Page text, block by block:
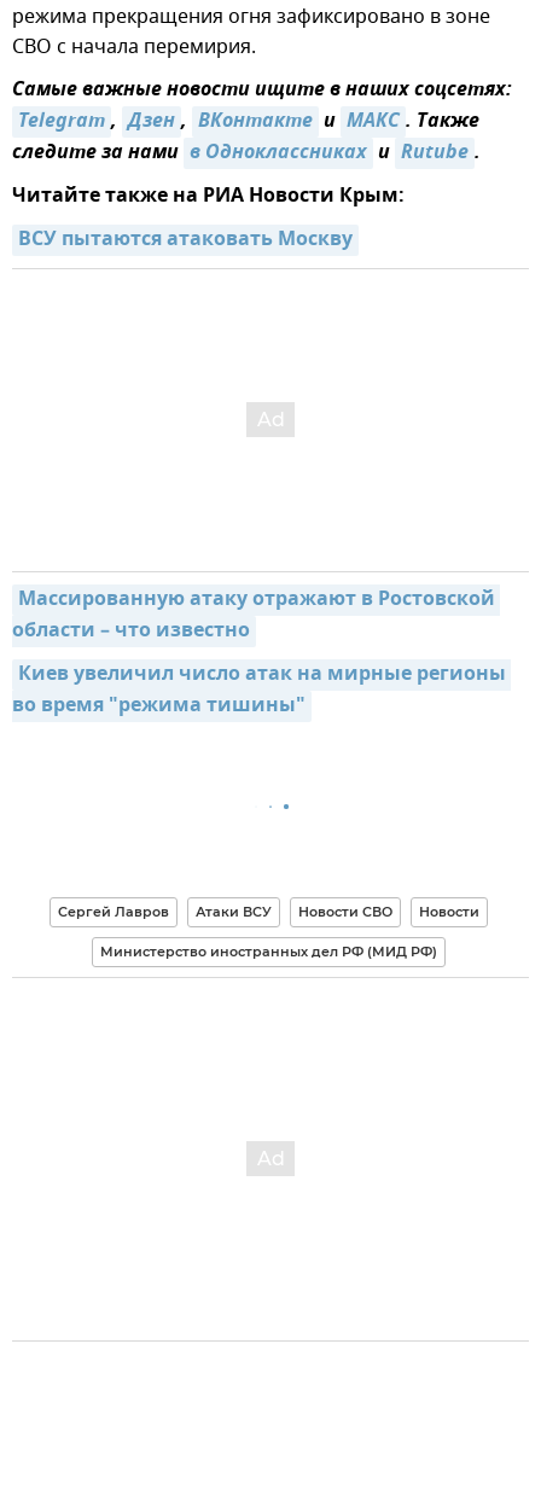
режима прекращения огня зафиксировано в зоне
СВО с начала перемирия.
Самые важные новости ищите в наших соцсетях:
Telegram, Дзен, ВКонтакте и МАКС. Также
следите за нами в Одноклассниках и Rutube.
Читайте также на РИА Новости Крым:
ВСУ пытаются атаковать Москву
Массированную атаку отражают в Ростовской
области – что известно
Киев увеличил число атак на мирные регионы
во время "режима тишины"
Сергей Лавров Атаки ВСУ Новости СВО Новости
Министерство иностранных дел РФ (МИД РФ)